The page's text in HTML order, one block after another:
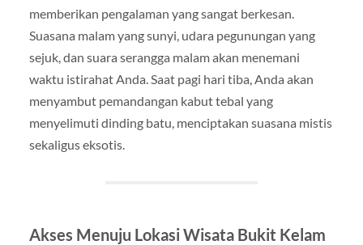
memberikan pengalaman yang sangat berkesan.
Suasana malam yang sunyi, udara pegunungan yang
sejuk, dan suara serangga malam akan menemani
waktu istirahat Anda. Saat pagi hari tiba, Anda akan
menyambut pemandangan kabut tebal yang
menyelimuti dinding batu, menciptakan suasana mistis
sekaligus eksotis.
Akses Menuju Lokasi Wisata Bukit Kelam